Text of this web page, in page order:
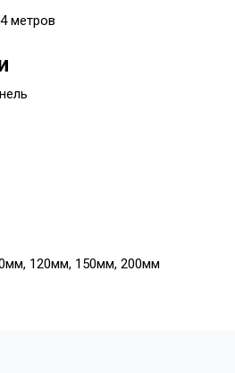
метров
120мм, 150мм, 200мм